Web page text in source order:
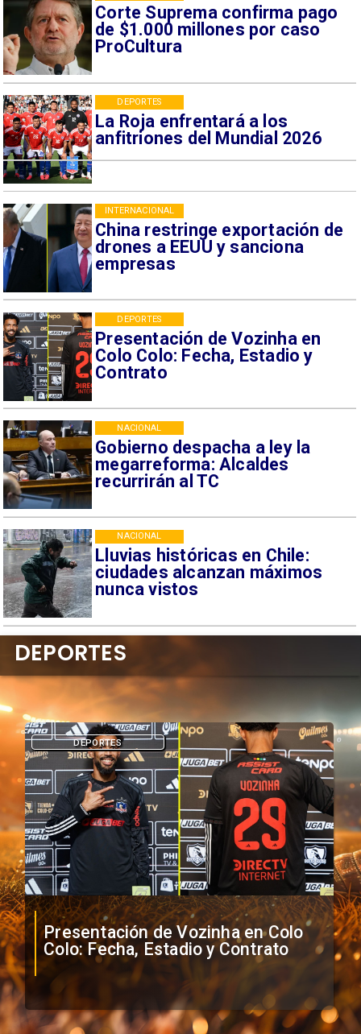
Corte Suprema confirma pago
de $1.000 millones por caso
ProCultura
La Roja enfrentará a los
anfitriones del Mundial 2026
DEPORTES
China restringe exportación de
drones a EEUU y sanciona
empresas
INTERNACIONAL
Presentación de Vozinha en
Colo Colo: Fecha, Estadio y
Contrato
DEPORTES
Gobierno despacha a ley la
megarreforma: Alcaldes
recurrirán al TC
NACIONAL
Lluvias históricas en Chile:
ciudades alcanzan máximos
nunca vistos
NACIONAL
Presentación de Vozinha en Colo
Colo: Fecha, Estadio y Contrato
DEPORTES
DEPORTES